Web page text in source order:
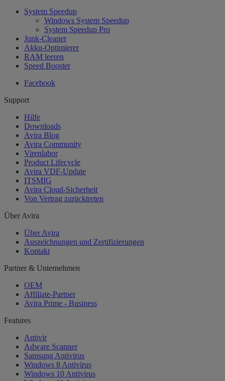
System Speedup
Windows System Speedup
System Speedup Pro
Junk-Cleaner
Akku-Optimierer
RAM leeren
Speed Booster
Facebook
Support
Hilfe
Downloads
Avira Blog
Avira Community
Virenlabor
Product Lifecycle
Avira VDF-Update
ITSMIG
Avira Cloud-Sicherheit
Von Vertrag zurücktreten
Über Avira
Über Avira
Auszeichnungen und Zertifizierungen
Kontakt
Partner & Unternehmen
OEM
Affiliate-Partner
Avira Prime - Business
Features
Antivir
Adware Scanner
Samsung Antivirus
Windows 8 Antivirus
Windows 10 Antivirus